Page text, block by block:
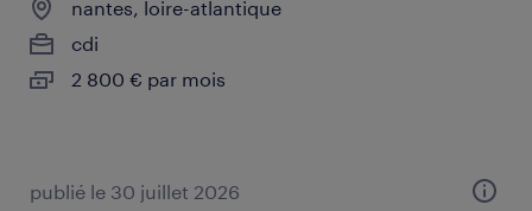
nantes, loire-atlantique
cdi
2 800 € par mois
publié le 30 juillet 2026